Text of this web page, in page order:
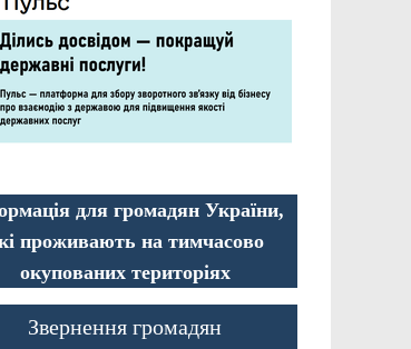
для громадян України,
проживають на тимчасово
окупованих територіях
Звернення громадян